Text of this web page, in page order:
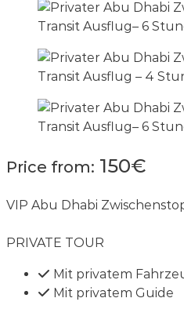
Price from: 150€
VIP Abu Dhabi
PRIVATE TOUR
Mit privatem
Mit privatem Guide